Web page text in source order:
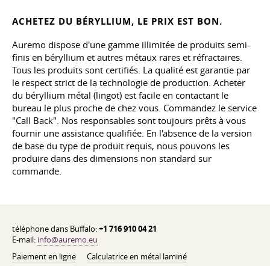
ACHETEZ DU BÉRYLLIUM, LE PRIX EST BON.
Auremo dispose d'une gamme illimitée de produits semi-
finis en béryllium et autres métaux rares et réfractaires.
Tous les produits sont certifiés. La qualité est garantie par
le respect strict de la technologie de production. Acheter
du béryllium métal (lingot) est facile en contactant le
bureau le plus proche de chez vous. Commandez le service
"Call Back". Nos responsables sont toujours prêts à vous
fournir une assistance qualifiée. En l'absence de la version
de base du type de produit requis, nous pouvons les
produire dans des dimensions non standard sur
commande.
téléphone dans Buffalo:+1 716 910 04 21
E-mail: info@auremo.eu
Paiement en ligne
Calculatrice en métal laminé